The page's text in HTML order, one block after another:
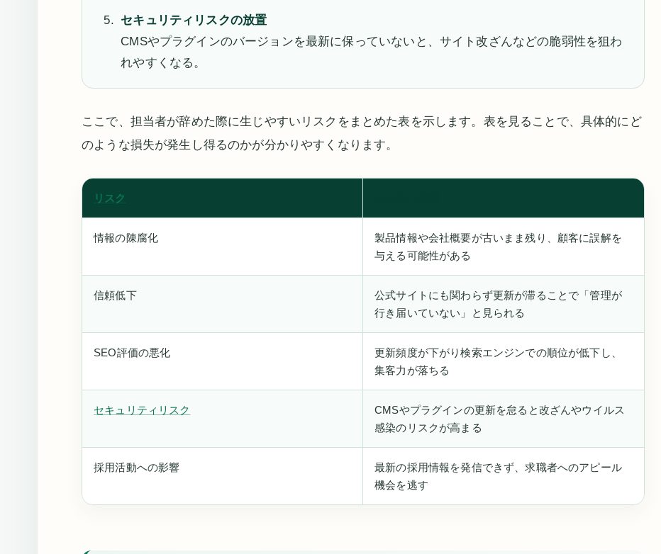
セキュリティリスクの放置
CMSやプラグインのバージョンを最新に保っていないと、サイト改ざんなどの脆弱性を狙わ
れやすくなる。
ここで、担当者が辞めた際に生じやすいリスクをまとめた表を示します。表を見ることで、具体的にど
のような損失が発生し得るのかが分かりやすくなります。
リスク
情報の陳腐化
製品情報や会社概要が古いまま残り、顧客に誤解を
与える可能性がある
信頼低下
公式サイトにも関わらず更新が滞ることで「管理が
行き届いていない」と見られる
SEO評価の悪化
更新頻度が下がり検索エンジンでの順位が低下し、
集客力が落ちる
セキュリティリスク
CMSやプラグインの更新を怠ると改ざんやウイルス
感染のリスクが高まる
採用活動への影響
最新の採用情報を発信できず、求職者へのアピール
機会を逃す